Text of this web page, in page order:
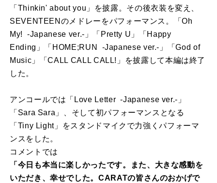
「Thinkin' about you」を披露。その後衣装を変え、
SEVENTEENのメドレーをパフォーマンス。「Oh
My! -Japanese ver.-」「Pretty U」「Happy
Ending」「HOME;RUN -Japanese ver.-」「God of
Music」「CALL CALL CALL!」を披露して本編は終了
した。
アンコールでは「Love Letter -Japanese ver.-」
「Sara Sara」、そして初パフォーマンスとなる
「Tiny Light」をスタンドマイクで力強くパフォーマ
ンスをした。
コメントでは
「今日も本当に楽しかったです。また、大きな感動を
いただき、幸せでした。CARATの皆さんのおかげで